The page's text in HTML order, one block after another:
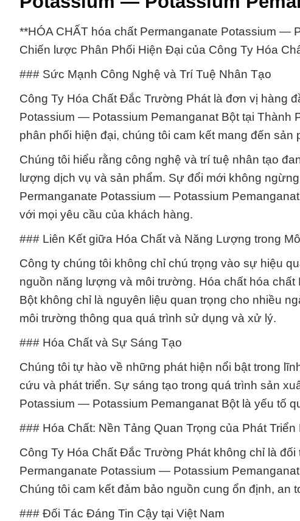
**HÓA CHẤT hóa chất Permanganate Potassium —
Chiến lược Phân Phối Hiện Đại của Công Ty Hóa
### Sức Mạnh Công Nghệ và Trí Tuệ Nhân Tạo
Công Ty Hóa Chất Đắc Trường Phát là đơn vị hàng
Potassium — Potassium Pemanganat Bột tại
phân phối hiện đại, chúng tôi cam kết mang đến
Chúng tôi hiểu rằng công nghệ và trí tuệ nhân tạo
lượng dịch vụ và sản phẩm. Sự đổi mới không
Permanganate Potassium — Potassium
với mọi yêu cầu của khách hàng.
### Liên Kết giữa Hóa Chất và Năng Lượng trong
Công ty chúng tôi không chỉ chú trọng vào sự hiệu
nguồn năng lượng và môi trường. Hóa chất hóa
Bột không chỉ là nguyên liệu quan trọng cho nhiều
môi trường thông qua quá trình sử dụng và xử lý.
### Hóa Chất và Sự Sáng Tạo
Chúng tôi tự hào về những phát hiện nổi bật trong
cứu và phát triển. Sự sáng tạo trong quá trình sản
Potassium — Potassium Pemanganat Bột là yếu tố
### Hóa Chất: Nền Tảng Quan Trọng của Phát Triển
Công Ty Hóa Chất Đắc Trường Phát không chỉ là
Permanganate Potassium — Potassium
Chúng tôi cam kết đảm bảo nguồn cung ổn định, an
### Đối Tác Đáng Tin Cậy tại Việt Nam